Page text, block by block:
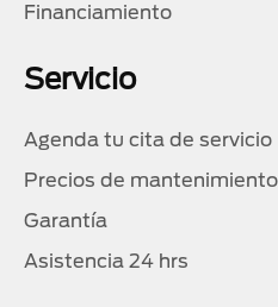
Financiamiento
Servicio
Agenda tu cita de servicio
Precios de mantenimiento
Garantía
Asistencia 24 hrs